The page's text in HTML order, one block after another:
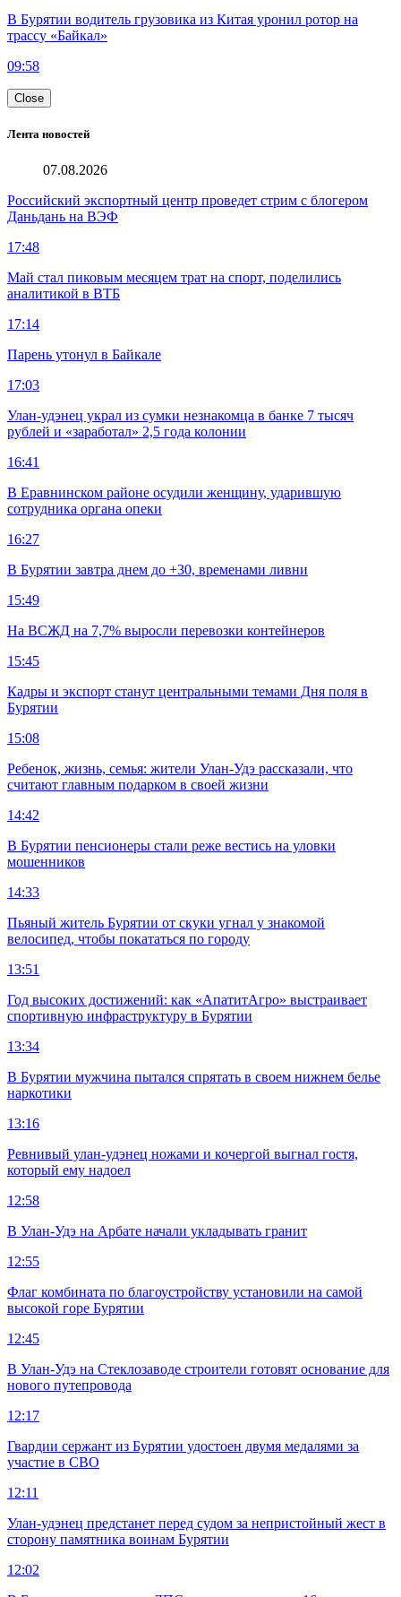
В Бурятии водитель грузовика из Китая уронил ротор на
трассу «Байкал»
09:58
Close
Лента новостей
07.08.2026
Российский экспортный центр проведет стрим с блогером
Даньдань на ВЭФ
17:48
Май стал пиковым месяцем трат на спорт, поделились
аналитикой в ВТБ
17:14
Парень утонул в Байкале
17:03
Улан-удэнец украл из сумки незнакомца в банке 7 тысяч
рублей и «заработал» 2,5 года колонии
16:41
В Еравнинском районе осудили женщину, ударившую
сотрудника органа опеки
16:27
В Бурятии завтра днем до +30, временами ливни
15:49
На ВСЖД на 7,7% выросли перевозки контейнеров
15:45
Кадры и экспорт станут центральными темами Дня поля в
Бурятии
15:08
Ребенок, жизнь, семья: жители Улан-Удэ рассказали, что
считают главным подарком в своей жизни
14:42
В Бурятии пенсионеры стали реже вестись на уловки
мошенников
14:33
Пьяный житель Бурятии от скуки угнал у знакомой
велосипед, чтобы покататься по городу
13:51
Год высоких достижений: как «АпатитАгро» выстраивает
спортивную инфраструктуру в Бурятии
13:34
В Бурятии мужчина пытался спрятать в своем нижнем белье
наркотики
13:16
Ревнивый улан-удэнец ножами и кочергой выгнал гостя,
который ему надоел
12:58
В Улан-Удэ на Арбате начали укладывать гранит
12:55
Флаг комбината по благоустройству установили на самой
высокой горе Бурятии
12:45
В Улан-Удэ на Стеклозаводе строители готовят основание для
нового путепровода
12:17
Гвардии сержант из Бурятии удостоен двумя медалями за
участие в СВО
12:11
Улан-удэнец предстанет перед судом за непристойный жест в
сторону памятника воинам Бурятии
12:02